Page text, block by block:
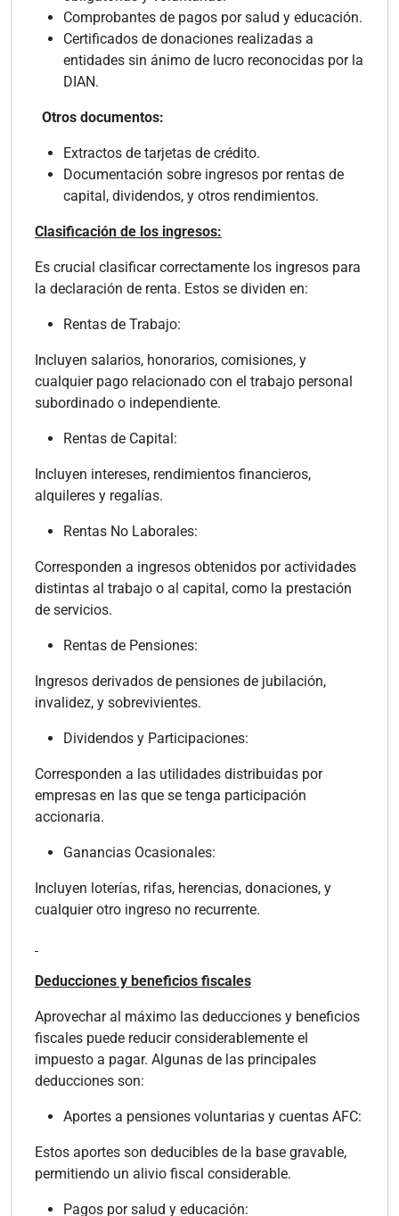
Comprobantes de pagos por salud y educación.
Certificados de donaciones realizadas a
entidades sin ánimo de lucro reconocidas por la
DIAN.
Otros documentos:
Extractos de tarjetas de crédito.
Documentación sobre ingresos por rentas de
capital, dividendos, y otros rendimientos.
Clasificación de los ingresos:
Es crucial clasificar correctamente los ingresos para
la declaración de renta. Estos se dividen en:
Rentas de Trabajo:
Incluyen salarios, honorarios, comisiones, y
cualquier pago relacionado con el trabajo personal
subordinado o independiente.
Rentas de Capital:
Incluyen intereses, rendimientos financieros,
alquileres y regalías.
Rentas No Laborales:
Corresponden a ingresos obtenidos por actividades
distintas al trabajo o al capital, como la prestación
de servicios.
Rentas de Pensiones:
Ingresos derivados de pensiones de jubilación,
invalidez, y sobrevivientes.
Dividendos y Participaciones:
Corresponden a las utilidades distribuidas por
empresas en las que se tenga participación
accionaria.
Ganancias Ocasionales:
Incluyen loterías, rifas, herencias, donaciones, y
cualquier otro ingreso no recurrente.
Deducciones y beneficios fiscales
Aprovechar al máximo las deducciones y beneficios
fiscales puede reducir considerablemente el
impuesto a pagar. Algunas de las principales
deducciones son:
Aportes a pensiones voluntarias y cuentas AFC:
Estos aportes son deducibles de la base gravable,
permitiendo un alivio fiscal considerable.
Pagos por salud y educación: